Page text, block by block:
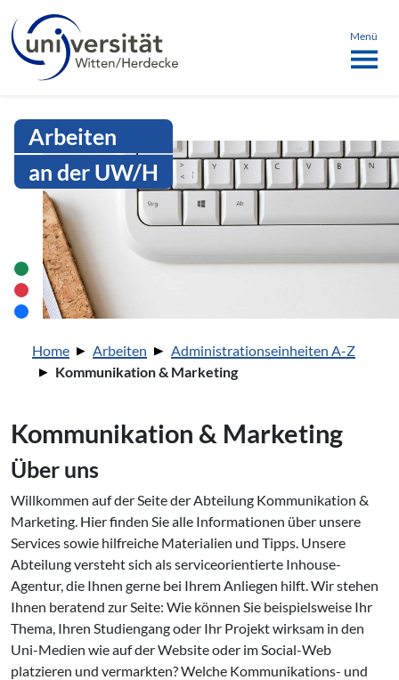
Intranet Uni WH |
Menü
Sprachmenü
schließen
Arbeiten
an der UW/H
Sie sind hier:
Home Arbeiten
Administrationseinheiten A-Z
Kommunikation & Marketing
Kommunikation & Marketing
Über uns
Willkommen auf der Seite der Abteilung Kommunikation &
Marketing. Hier finden Sie alle Informationen über unsere
Services sowie hilfreiche Materialien und Tipps. Unsere
Abteilung versteht sich als serviceorientierte Inhouse-
Agentur, die Ihnen gerne bei Ihrem Anliegen hilft. Wir stehen
Ihnen beratend zur Seite: Wie können Sie beispielsweise Ihr
Thema, Ihren Studiengang oder Ihr Projekt wirksam in den
Uni-Medien wie auf der Website oder im Social-Web
platzieren und vermarkten? Welche Kommunikations- und